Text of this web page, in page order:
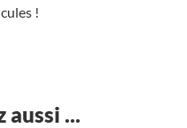
!
aussi ...